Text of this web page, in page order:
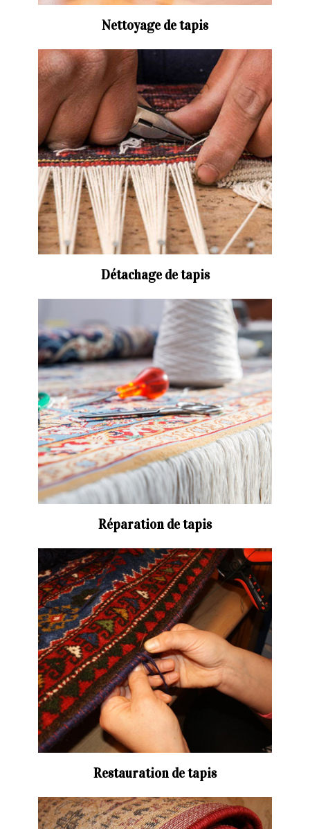
Nettoyage de tapis
Détachage de tapis
Réparation de tapis
Restauration de tapis